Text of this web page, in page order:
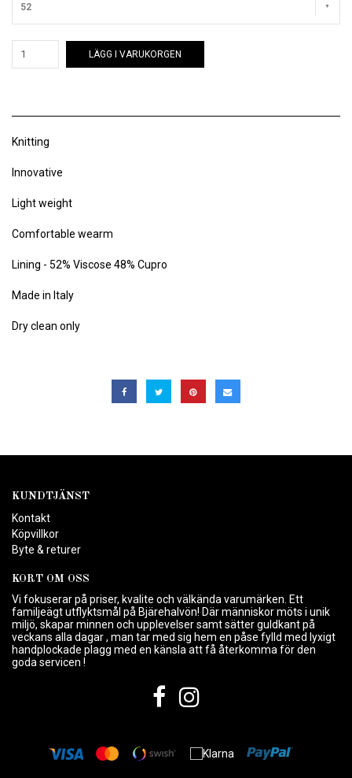
52
LÄGG I VARUKORGEN
Knitting
Innovative
Light weight
Comfortable wearm
Lining - 52% Viscose 48% Cupro
Made in Italy
Dry clean only
KUNDTJÄNST
Kontakt
Köpvillkor
Byte & returer
KORT OM OSS
Vi fokuserar på priser, kvalite och välkända varumärken. Ett
familjeägt utflyktsmål på Bjärehalvön! Där människor möts i unik
miljö, skapar minnen och upplevelser samt sätter guldkant på
veckans alla dagar , man tar med sig hem en påse fylld med lyxigt
handplockade plagg med en känsla att få återkomma för den
goda servicen !